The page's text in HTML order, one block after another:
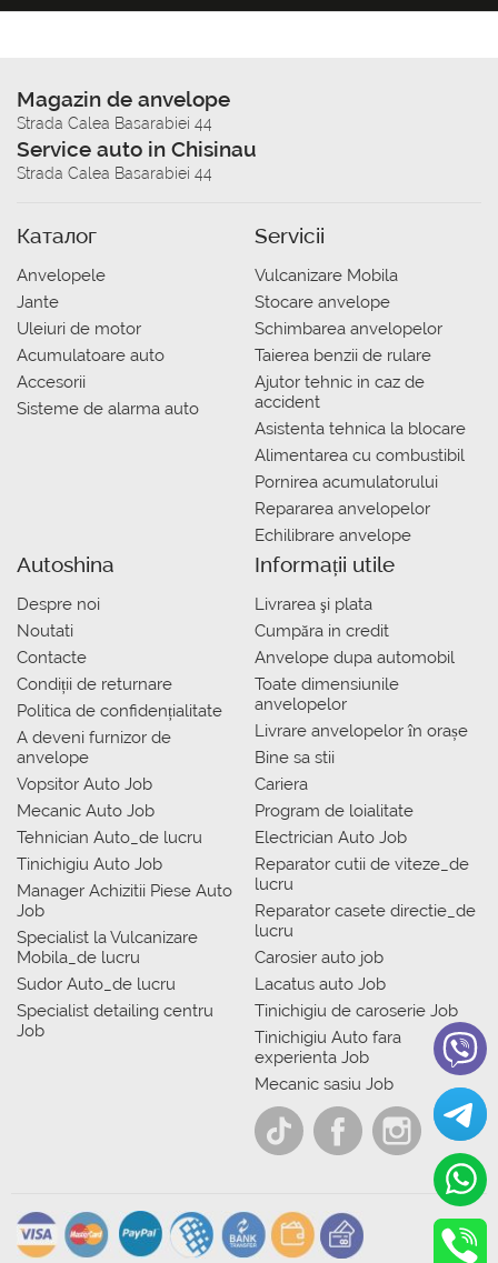
Magazin de anvelope
Strada Calea Basarabiei 44
Service auto in Chisinau
Strada Calea Basarabiei 44
Каталог
Anvelopele
Jante
Uleiuri de motor
Acumulatoare auto
Accesorii
Sisteme de alarma auto
Servicii
Vulcanizare Mobila
Stocare anvelope
Schimbarea anvelopelor
Taierea benzii de rulare
Ajutor tehnic in caz de
accident
Asistenta tehnica la blocare
Alimentarea cu combustibil
Pornirea acumulatorului
Repararea anvelopelor
Echilibrare anvelope
Autoshina
Despre noi
Noutati
Contacte
Condiții de returnare
Politica de confidențialitate
A deveni furnizor de
anvelope
Vopsitor Auto Job
Mecanic Auto Job
Tehnician Auto_de lucru
Tinichigiu Auto Job
Manager Achizitii Piese Auto
Job
Specialist la Vulcanizare
Mobila_de lucru
Sudor Auto_de lucru
Specialist detailing centru
Job
Informații utile
Livrarea şi plata
Сumpăra in credit
Anvelope dupa automobil
Toate dimensiunile
anvelopelor
Livrare anvelopelor în orașe
Bine sa stii
Cariera
Program de loialitate
Electrician Auto Job
Reparator cutii de viteze_de
lucru
Reparator casete directie_de
lucru
Carosier auto job
Lacatus auto Job
Tinichigiu de caroserie Job
Tinichigiu Auto fara
experienta Job
Mecanic sasiu Job